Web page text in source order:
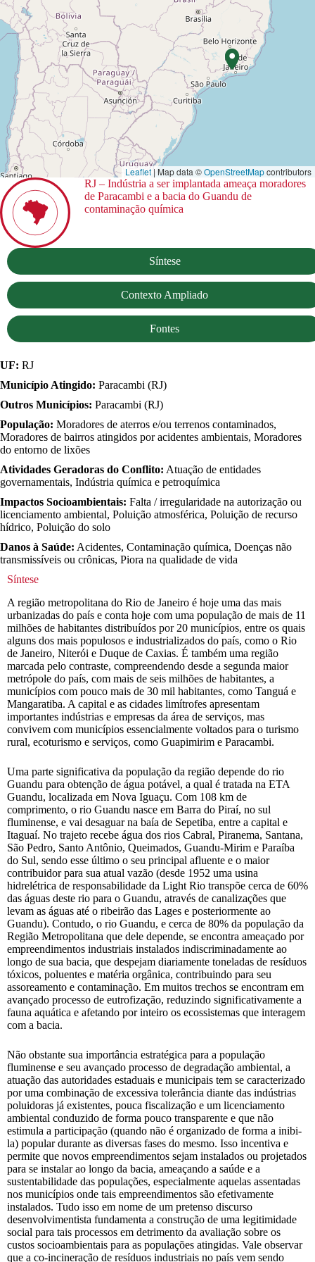
Leaflet | Map data ©OpenStreetMapcontributors
RJ – Indústria a ser implantada ameaça moradores
de Paracambi e a bacia do Guandu de
contaminação química
Síntese
Contexto Ampliado
Fontes
UF: RJ
Município Atingido: Paracambi (RJ)
Outros Municípios: Paracambi (RJ)
População: Moradores de aterros e/ou terrenos contaminados,
Moradores de bairros atingidos por acidentes ambientais, Moradores
do entorno de lixões
Atividades Geradoras do Conflito: Atuação de entidades
governamentais, Indústria química e petroquímica
Impactos Socioambientais: Falta / irregularidade na autorização ou
licenciamento ambiental, Poluição atmosférica, Poluição de recurso
hídrico, Poluição do solo
Danos à Saúde: Acidentes, Contaminação química, Doenças não
transmissíveis ou crônicas, Piora na qualidade de vida
Síntese
A região metropolitana do Rio de Janeiro é hoje uma das mais
urbanizadas do país e conta hoje com uma população de mais de 11
milhões de habitantes distribuídos por 20 municípios, entre os quais
alguns dos mais populosos e industrializados do país, como o Rio
de Janeiro, Niterói e Duque de Caxias. É também uma região
marcada pelo contraste, compreendendo desde a segunda maior
metrópole do país, com mais de seis milhões de habitantes, a
municípios com pouco mais de 30 mil habitantes, como Tanguá e
Mangaratiba. A capital e as cidades limítrofes apresentam
importantes indústrias e empresas da área de serviços, mas
convivem com municípios essencialmente voltados para o turismo
rural, ecoturismo e serviços, como Guapimirim e Paracambi.
Uma parte significativa da população da região depende do rio
Guandu para obtenção de água potável, a qual é tratada na ETA
Guandu, localizada em Nova Iguaçu. Com 108 km de
comprimento, o rio Guandu nasce em Barra do Piraí, no sul
fluminense, e vai desaguar na baía de Sepetiba, entre a capital e
Itaguaí. No trajeto recebe água dos rios Cabral, Piranema, Santana,
São Pedro, Santo Antônio, Queimados, Guandu-Mirim e Paraíba
do Sul, sendo esse último o seu principal afluente e o maior
contribuidor para sua atual vazão (desde 1952 uma usina
hidrelétrica de responsabilidade da Light Rio transpõe cerca de 60%
das águas deste rio para o Guandu, através de canalizações que
levam as águas até o ribeirão das Lages e posteriormente ao
Guandu). Contudo, o rio Guandu, e cerca de 80% da população da
Região Metropolitana que dele depende, se encontra ameaçado por
empreendimentos industriais instalados indiscriminadamente ao
longo de sua bacia, que despejam diariamente toneladas de resíduos
tóxicos, poluentes e matéria orgânica, contribuindo para seu
assoreamento e contaminação. Em muitos trechos se encontram em
avançado processo de eutrofização, reduzindo significativamente a
fauna aquática e afetando por inteiro os ecossistemas que interagem
com a bacia.
Não obstante sua importância estratégica para a população
fluminense e seu avançado processo de degradação ambiental, a
atuação das autoridades estaduais e municipais tem se caracterizado
por uma combinação de excessiva tolerância diante das indústrias
poluidoras já existentes, pouca fiscalização e um licenciamento
ambiental conduzido de forma pouco transparente e que não
estimula a participação (quando não é organizado de forma a inibi-
la) popular durante as diversas fases do mesmo. Isso incentiva e
permite que novos empreendimentos sejam instalados ou projetados
para se instalar ao longo da bacia, ameaçando a saúde e a
sustentabilidade das populações, especialmente aquelas assentadas
nos municípios onde tais empreendimentos são efetivamente
instalados. Tudo isso em nome de um pretenso discurso
desenvolvimentista fundamenta a construção de uma legitimidade
social para tais processos em detrimento da avaliação sobre os
custos socioambientais para as populações atingidas. Vale observar
que a co-incineração de resíduos industriais no país vem sendo